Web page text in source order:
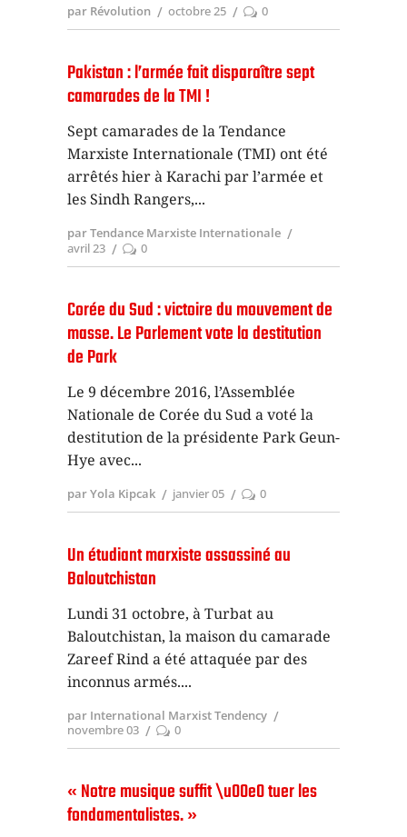
par Révolution octobre 25 0
Pakistan : l’armée fait disparaître sept
camarades de la TMI !
Sept camarades de la Tendance
Marxiste Internationale (TMI) ont été
arrêtés hier à Karachi par l’armée et
les Sindh Rangers,
par Tendance Marxiste Internationale
avril 23
0
Corée du Sud : victoire du mouvement de
masse. Le Parlement vote la destitution
de Park
Le 9 décembre 2016, l’Assemblée
Nationale de Corée du Sud a voté la
destitution de la présidente Park Geun-
Hye avec
par Yola Kipcak janvier 05 0
Un étudiant marxiste assassiné au
Baloutchistan
Lundi 31 octobre, à Turbat au
Baloutchistan, la maison du camarade
Zareef Rind a été attaquée par des
inconnus armés.
par International Marxist Tendency
novembre 03
0
« Notre musique suffit \u00e0 tuer les
fondamentalistes. »